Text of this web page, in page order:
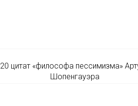
20 цитат «философа пессимизма»
Шопенгауэра